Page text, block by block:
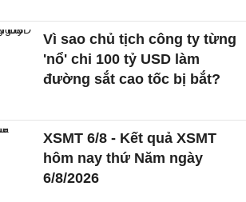
Vì sao chủ tịch công ty từng
'nổ' chi 100 tỷ USD làm
đường sắt cao tốc bị bắt?
XSMT 6/8 - Kết quả XSMT
hôm nay thứ Năm ngày
6/8/2026